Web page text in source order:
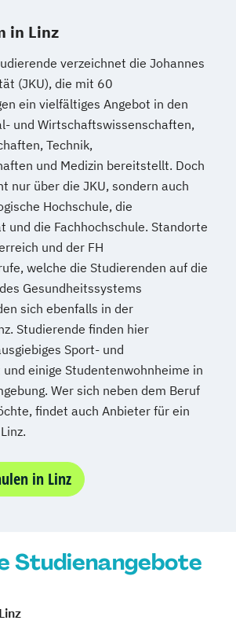
in Linz
verzeichnet die Johannes
(JKU), die mit 60
ein vielfältiges Angebot in den
und Wirtschaftswissenschaften,
Technik,
und Medizin bereitstellt. Doch
nur über die JKU, sondern auch
Hochschule, die
und die Fachhochschule. Standorte
und der FH
welche die Studierenden auf die
Gesundheitssystems
sich ebenfalls in der
Studierende finden hier
Sport- und
einige Studentenwohnheime in
Wer sich neben dem Beruf
findet auch Anbieter für ein
in Linz
Studienangebote